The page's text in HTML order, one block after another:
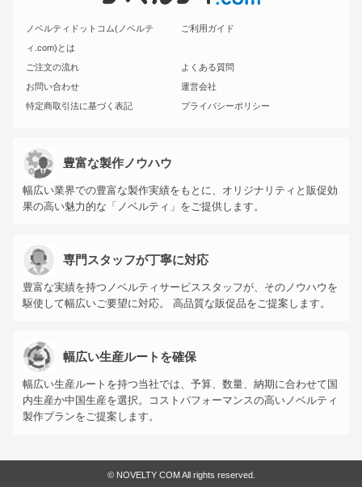
ノベルティドットコム(ノベルテ
ィ.com)とは
ご利用ガイド
ご注文の流れ
よくある質問
お問い合わせ
運営会社
特定商取引法に基づく表記
プライバシーポリシー
豊富な製作ノウハウ
幅広い業界での豊富な製作実績をもとに、オリジナリティと販促効
果の高い魅力的な「ノベルティ」をご提供します。
専門スタッフが丁寧に対応
豊富な実績を持つノベルティサービススタッフが、そのノウハウを
駆使して幅広いご要望に対応。 高品質な販促品をご提案します。
幅広い生産ルートを確保
幅広い生産ルートを持つ当社では、予算、数量、納期に合わせて国
内生産か中国生産を選択。コストパフォーマンスの高いノベルティ
製作プランをご提案します。
© NOVELTY COM All rights reserved.